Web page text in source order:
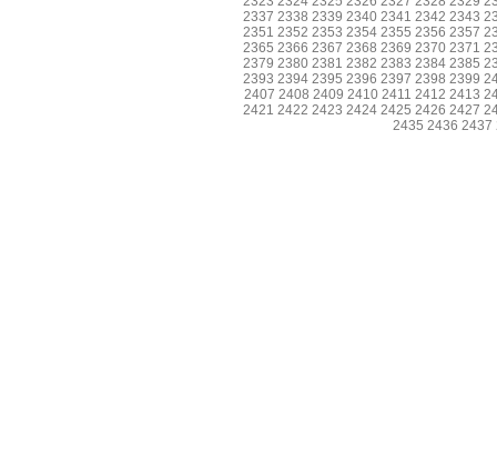
2337 2338 2339 2340 2341 2342 2343
2351 2352 2353 2354 2355 2356 2357
2365 2366 2367 2368 2369 2370 2371
2379 2380 2381 2382 2383 2384 2385
2393 2394 2395 2396 2397 2398 2399
2407 2408 2409 2410 2411 2412 2413
2421 2422 2423 2424 2425 2426 2427
2435 2436 2437